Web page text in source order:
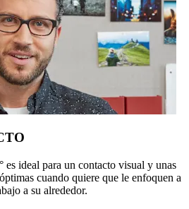
es ideal para un contacto visual y unas
cuando quiere que le enfoquen a
a su alrededor.